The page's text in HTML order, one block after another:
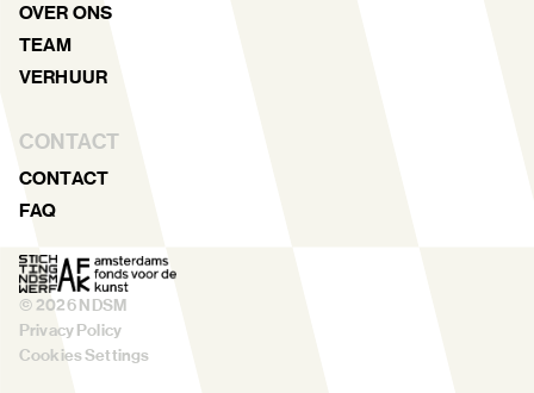
OVER ONS
TEAM
VERHUUR
CONTACT
CONTACT
FAQ
© 2026NDSM
Privacy Policy
Cookies Settings